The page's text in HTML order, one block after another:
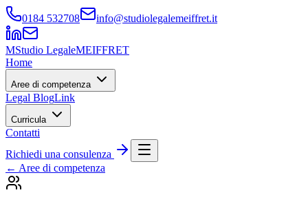
0184 532708 info@studiolegalemeiffret.it
MStudio LegaleMEIFFRET
Home
Aree di competenza
Legal BlogLink
Curricula
Contatti
Richiedi una consulenza
← Aree di competenza